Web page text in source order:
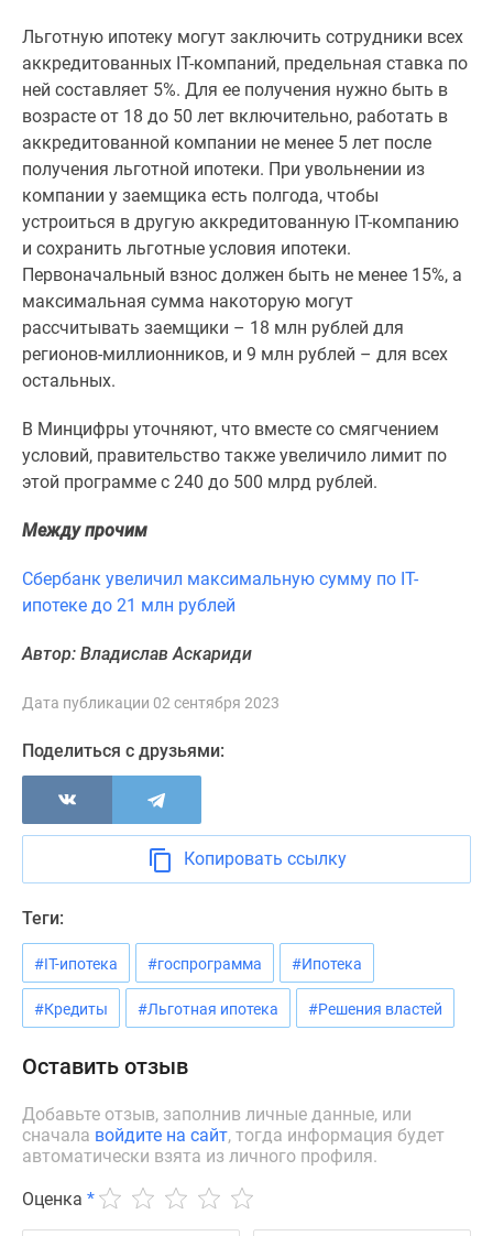
Новостройки
Санкт-
Петербурга
Видеообзор
новостроек
Семейная
ипотека
Аналитика
рынка
Панорамы
новостроек
комнатные
Субсидированная
Мнение
эксперта
Студии
калькулятор
недвижимости
Новостройки
Ленинградской
области
Квартиры
скидками
Новостройки
премиум-
Новостройки
бизнес-
класса
Коттеджные
поселки
Санкт-
Петербурге
Льготную ипотеку могут заключить сотрудники всех
аккредитованных IT-компаний, предельная ставка по
ней составляет 5%. Для ее получения нужно быть в
возрасте от 18 до 50 лет включительно, работать в
аккредитованной компании не менее 5 лет после
получения льготной ипотеки. При увольнении из
компании у заемщика есть полгода, чтобы
устроиться в другую аккредитованную IT-компанию
и сохранить льготные условия ипотеки.
Первоначальный взнос должен быть не менее 15%, а
максимальная сумма накоторую могут
рассчитывать заемщики – 18 млн рублей для
регионов-миллионников, и 9 млн рублей – для всех
остальных.
В Минцифры уточняют, что вместе со смягчением
условий, правительство также увеличило лимит по
этой программе с 240 до 500 млрд рублей.
Между прочим
Сбербанк увеличил максимальную сумму по IT-
ипотеке до 21 млн рублей
Автор: Владислав Аскариди
Дата публикации 02 сентября 2023
Поделиться с друзьями:
Копировать ссылку
Теги:
#IT-ипотека #госпрограмма #Ипотека
#Кредиты #Льготная ипотека #Решения властей
Оставить отзыв
Добавьте отзыв, заполнив личные данные, или
сначала войдите на сайт, тогда информация будет
автоматически взята из личного профиля.
Оценка *